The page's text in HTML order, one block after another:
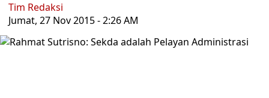
Tim Redaksi
Jumat, 27 Nov 2015 - 2:26 AM